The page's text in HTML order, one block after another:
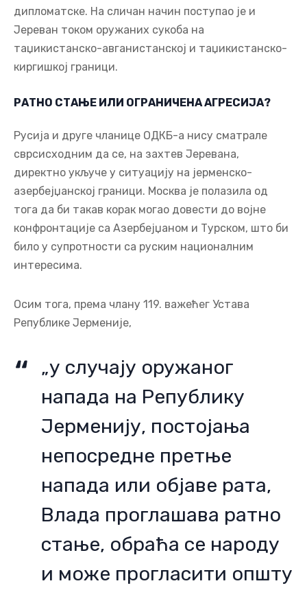
дипломатске. На сличан начин поступао је и
Јереван током оружаних сукоба на
таџикистанско-авганистанској и таџикистанско-
киргишкој граници.
РАТНО СТАЊЕ ИЛИ ОГРАНИЧЕНА АГРЕСИЈА?
Русија и друге чланице ОДКБ-а нису сматрале
сврсисходним да се, на захтев Јеревана,
директно укључе у ситуацију на јерменско-
азербејџанској граници. Москва је полазила од
тога да би такав корак могао довести до војне
конфронтације са Азербејџаном и Турском, што би
било у супротности са руским националним
интересима.
Осим тога, према члану 119. важећег Устава
Републике Јерменије,
„у случају оружаног
напада на Републику
Јерменију, постојања
непосредне претње
напада или објаве рата,
Влада проглашава ратно
стање, обраћа се народу
и може прогласити општу